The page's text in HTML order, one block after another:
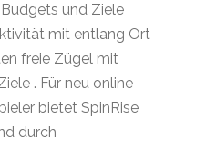
und Ziele
mit entlang Ort
freie Zügel mit
. Für neu online
bietet SpinRise
durch